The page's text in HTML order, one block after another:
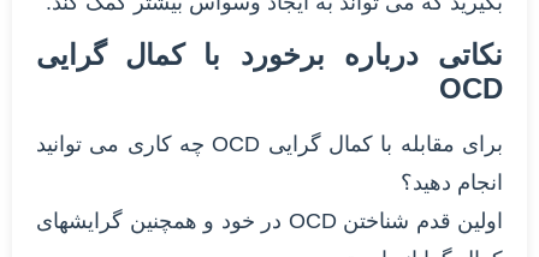
نکاتی درباره برخورد با کمال گرایی
OCD
برای مقابله با کمال گرایی OCD چه کاری می توانید
انجام دهید؟
اولین قدم شناختن OCD در خود و همچنین گرایشهای